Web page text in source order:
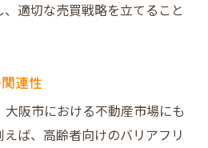
適切な売買戦略を立てること
連性
阪市における不動産市場にも
ば、高齢者向けのバリアフリ